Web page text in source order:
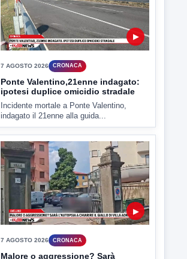
Incidente mortale a Ponte Valentino,
indagato il 21enne alla guida...
7 AGOSTO 2026 CRONACA
Malore o aggressione? Sarà
l'autopsia a chiarire il giallo di Villa
Adriana
Sarà affidato con ogni probabilità all'inizio
della prossima settimana l'incarico...